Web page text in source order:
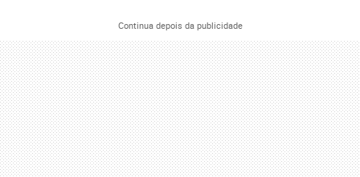
Continua depois da publicidade